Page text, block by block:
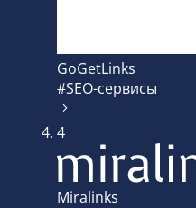
GoGetLinks
#SEO-сервисы
4
Miralinks